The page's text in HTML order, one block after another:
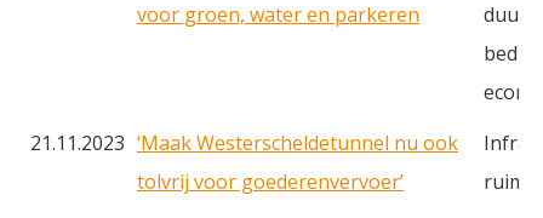
voor groen, water en parkeren
21.11.2023 ‘Maak Westerscheldetunnel nu ook
tolvrij voor goederenvervoer’
ruimte